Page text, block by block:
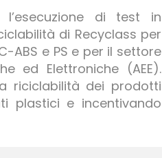
di test in
di Recyclass per
ABS e PS e per il settore
ed Elettroniche (AEE).
riciclabilità dei prodotti
plastici e incentivando